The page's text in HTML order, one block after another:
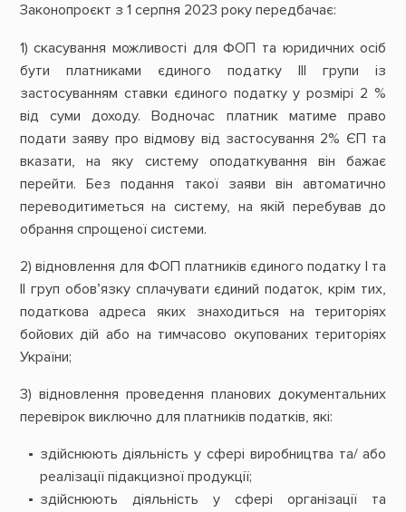
Законопроєкт з 1 серпня 2023 року передбачає:
1) скасування можливості для ФОП та юридичних осіб
бути платниками єдиного податку ІІІ групи із
застосуванням ставки єдиного податку у розмірі 2 %
від суми доходу. Водночас платник матиме право
подати заяву про відмову від застосування 2% ЄП та
вказати, на яку систему оподаткування він бажає
перейти. Без подання такої заяви він автоматично
переводитиметься на систему, на якій перебував до
обрання спрощеної системи.
2) відновлення для ФОП платників єдиного податку І та
ІІ груп обов’язку сплачувати єдиний податок, крім тих,
податкова адреса яких знаходиться на територіях
бойових дій або на тимчасово окупованих територіях
України;
3) відновлення проведення планових документальних
перевірок виключно для платників податків, які:
здійснюють діяльність у сфері виробництва та/ або
реалізації підакцизної продукції;
здійснюють діяльність у сфері організації та